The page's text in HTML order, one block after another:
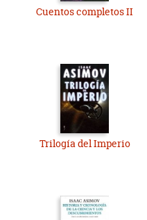
Cuentos completos II
Trilogía del Imperio